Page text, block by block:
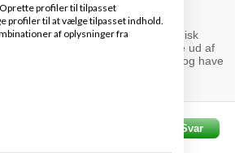
kan tage patent på idéer.
apps ikke kan patenteres efter
hvis app skaber en yderligere teknisk
hurtigere eller får mere ud af
stadig opfylde nyhedskravet og have
Svar
profiler til tilpasset
profiler til at vælge tilpasset indhold.
af oplysninger fra